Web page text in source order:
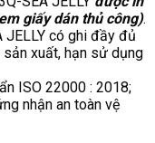
giấy dán thủ công).
JELLY có ghi đầy đủ
xuất, hạn sử dụng
ISO 22000 : 2018;
nhận an toàn vệ